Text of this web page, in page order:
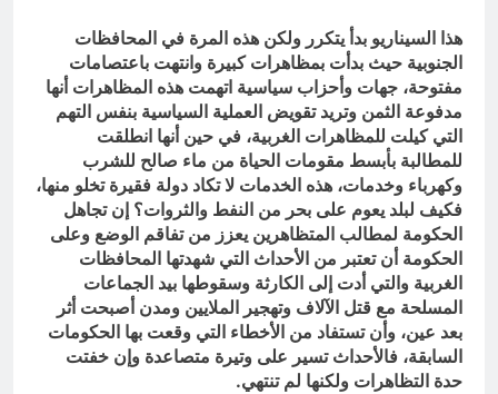
هذا السيناريو بدأ يتكرر ولكن هذه المرة في المحافظات
الجنوبية حيث بدأت بمظاهرات كبيرة وانتهت باعتصامات
مفتوحة، جهات وأحزاب سياسية اتهمت هذه المظاهرات أنها
مدفوعة الثمن وتريد تقويض العملية السياسية بنفس التهم
التي كيلت للمظاهرات الغربية، في حين أنها انطلقت
للمطالبة بأبسط مقومات الحياة من ماء صالح للشرب
وكهرباء وخدمات، هذه الخدمات لا تكاد دولة فقيرة تخلو منها،
فكيف لبلد يعوم على بحر من النفط والثروات؟ إن تجاهل
الحكومة لمطالب المتظاهرين يعزز من تفاقم الوضع وعلى
الحكومة أن تعتبر من الأحداث التي شهدتها المحافظات
الغربية والتي أدت إلى الكارثة وسقوطها بيد الجماعات
المسلحة مع قتل الآلاف وتهجير الملايين ومدن أصبحت أثر
بعد عين، وأن تستفاد من الأخطاء التي وقعت بها الحكومات
السابقة، فالأحداث تسير على وتيرة متصاعدة وإن خفتت
حدة التظاهرات ولكنها لم تنتهي.